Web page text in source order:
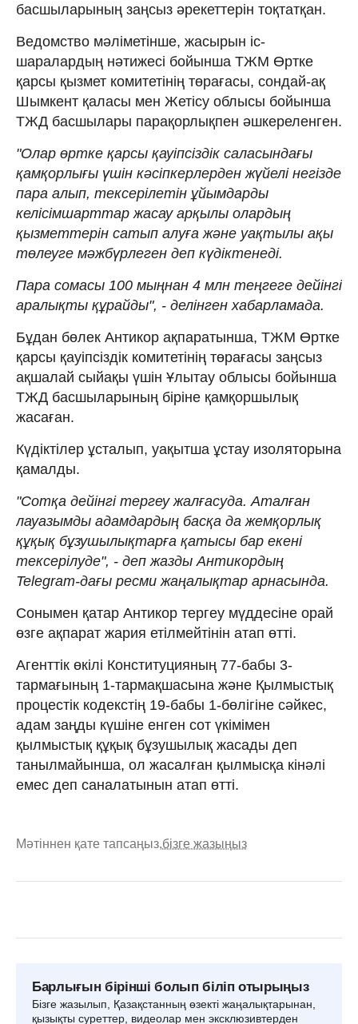
басшыларының заңсыз әрекеттерін тоқтатқан.
Ведомство мәліметінше, жасырын іс-
шаралардың нәтижесі бойынша ТЖМ Өртке
қарсы қызмет комитетінің төрағасы, сондай-ақ
Шымкент қаласы мен Жетісу облысы бойынша
ТЖД басшылары парақорлықпен әшкереленген.
"Олар өртке қарсы қауіпсіздік саласындағы
қамқорлығы үшін кәсіпкерлерден жүйелі негізде
пара алып, тексерілетін ұйымдарды
келісімшарттар жасау арқылы олардың
қызметтерін сатып алуға және уақтылы ақы
төлеуге мәжбүрлеген деп күдіктенеді.
Пара сомасы 100 мыңнан 4 млн теңгеге дейінгі
аралықты құрайды", - делінген хабарламада.
Бұдан бөлек Антикор ақпаратынша, ТЖМ Өртке
қарсы қауіпсіздік комитетінің төрағасы заңсыз
ақшалай сыйақы үшін Ұлытау облысы бойынша
ТЖД басшыларының біріне қамқоршылық
жасаған.
Күдіктілер ұсталып, уақытша ұстау изоляторына
қамалды.
"Сотқа дейінгі тергеу жалғасуда. Аталған
лауазымды адамдардың басқа да жемқорлық
құқық бұзушылықтарға қатысы бар екені
тексерілуде", - деп жазды Антикордың
Telegram-дағы ресми жаңалықтар арнасында.
Сонымен қатар Антикор тергеу мүддесіне орай
өзге ақпарат жария етілмейтінін атап өтті.
Агенттік өкілі Конституцияның 77-бабы 3-
тармағының 1-тармақшасына және Қылмыстық
процестік кодекстің 19-бабы 1-бөлігіне сәйкес,
адам заңды күшіне енген сот үкімімен
қылмыстық құқық бұзушылық жасады деп
танылмайынша, ол жасалған қылмысқа кінәлі
емес деп саналатынын атап өтті.
Мәтіннен қате тапсаңыз,бізге жазыңыз
Барлығын бірінші болып біліп отырыңыз
Бізге жазылып, Қазақстанның өзекті жаңалықтарынан,
қызықты суреттер, видеолар мен эксклюзивтерден